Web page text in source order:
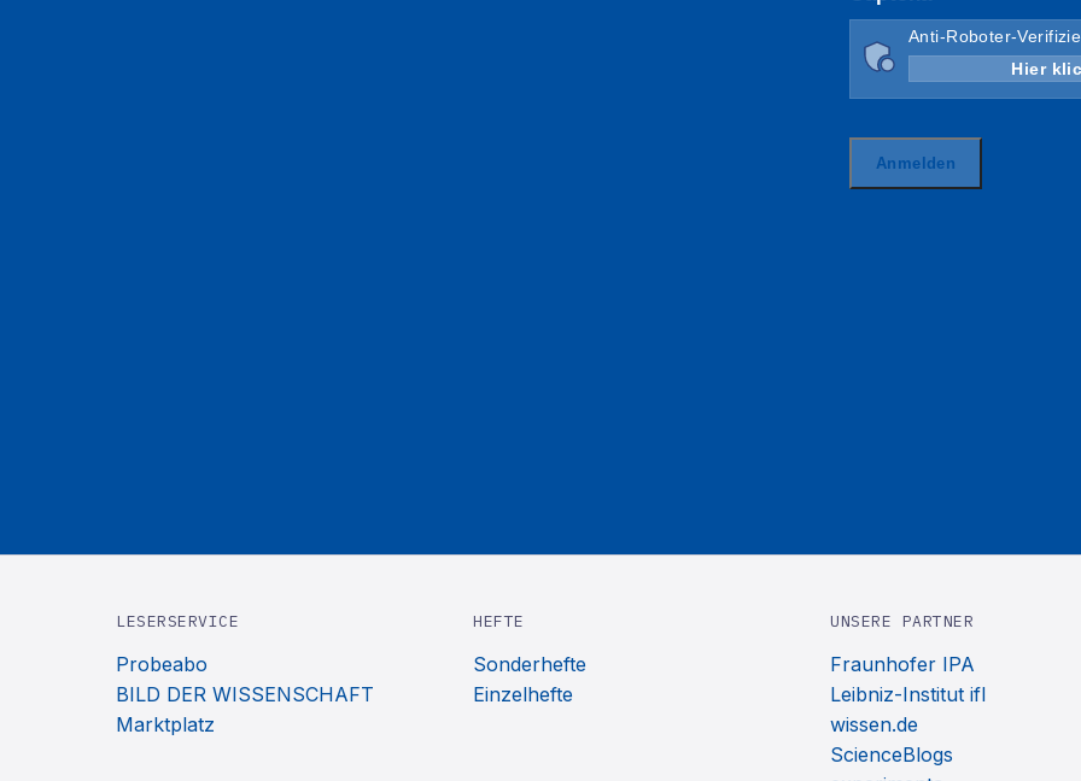
LESERSERVICE
Probeabo
BILD DER WISSENSCHAFT
Marktplatz
HEFTE
Sonderhefte
Einzelhefte
UNSERE PARTNER
Fraunhofer IPA
Leibniz-Institut ifl
wissen.de
ScienceBlogs